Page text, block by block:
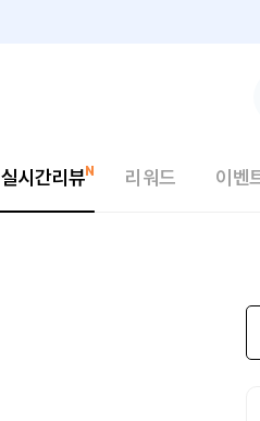
실시간리뷰 리워드 이벤